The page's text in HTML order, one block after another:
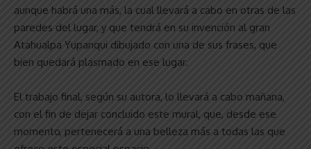
aunque habrá una más, la cual llevará a cabo en otras de las
paredes del lugar, y que tendrá en su invención al gran
Atahualpa Yupanqui dibujado con una de sus frases, que
bien quedará plasmado en ese lugar.
El trabajo final, según su autora, lo llevará a cabo mañana,
con el fin de dejar concluido este mural, que, desde ese
momento, pertenecerá a una belleza más a todas las que